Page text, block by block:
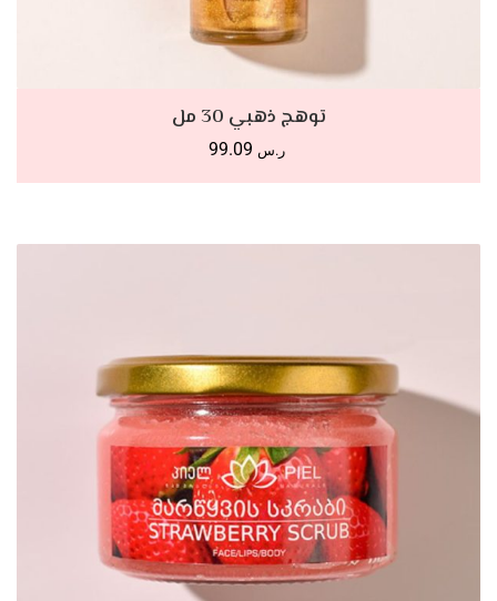
أضف للسلة
توهج ذهبي 30 مل
ر.س